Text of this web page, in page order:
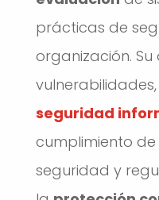
prácticas de
organización.
vulnerabilidades,
seguridad
cumplimiento
seguridad y